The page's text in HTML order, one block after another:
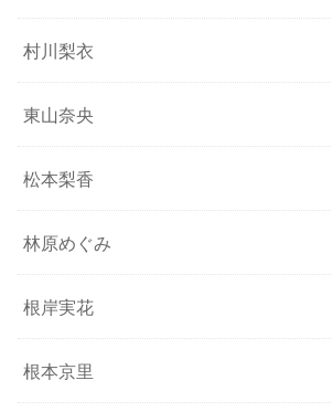
村川梨衣
東山奈央
松本梨香
林原めぐみ
根岸実花
根本京里